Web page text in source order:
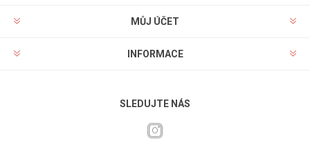
MŮJ ÚČET
INFORMACE
SLEDUJTE NÁS